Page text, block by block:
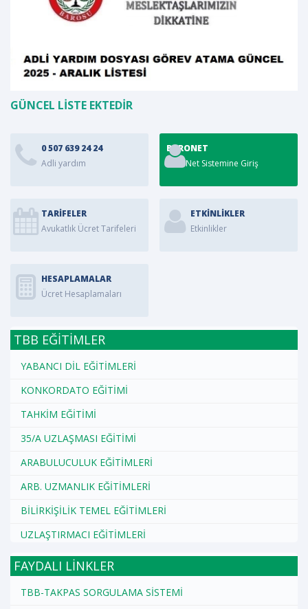
GÜNCEL LİSTE EKTEDİR
0 507 639 24 24
Adli yardım
BARONET
BaroNet Sistemine Giriş
TARİFELER
Avukatlık Ücret Tarifeleri
ETKINLIKLER
Etkinlikler
HESAPLAMALAR
Ücret Hesaplamaları
TBB EĞİTİMLER
YABANCI DİL EĞİTİMLERİ
KONKORDATO EĞİTİMİ
TAHKİM EĞİTİMİ
35/A UZLAŞMASI EĞİTİMİ
ARABULUCULUK EĞİTİMLERİ
ARB. UZMANLIK EĞİTİMLERİ
BİLİRKİŞİLİK TEMEL EĞİTİMLERİ
UZLAŞTIRMACI EĞİTİMLERİ
FAYDALI LİNKLER
TBB-TAKPAS SORGULAMA SİSTEMİ